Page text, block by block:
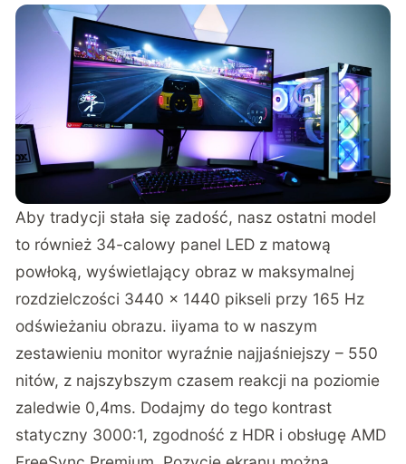
Aby tradycji stała się zadość, nasz ostatni model
to również 34-calowy panel LED z matową
powłoką, wyświetlający obraz w maksymalnej
rozdzielczości 3440 x 1440 pikseli przy 165 Hz
odświeżaniu obrazu. iiyama to w naszym
zestawieniu monitor wyraźnie najjaśniejszy – 550
nitów, z najszybszym czasem reakcji na poziomie
zaledwie 0,4ms. Dodajmy do tego kontrast
statyczny 3000:1, zgodność z HDR i obsługę AMD